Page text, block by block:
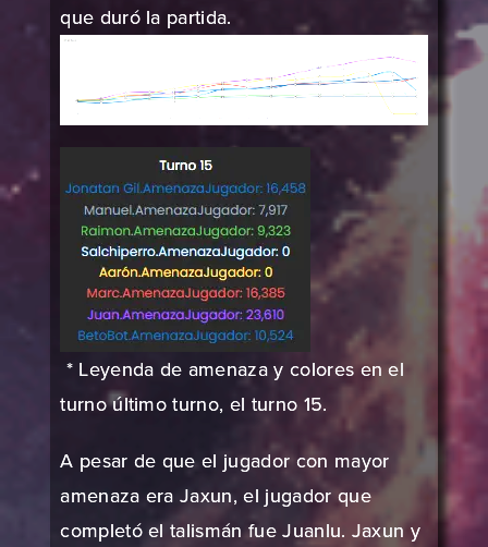
que duró la partida.
* Leyenda de amenaza y colores en el
turno último turno, el turno 15.
A pesar de que el jugador con mayor
amenaza era Jaxun, el jugador que
completó el talismán fue Juanlu. Jaxun y